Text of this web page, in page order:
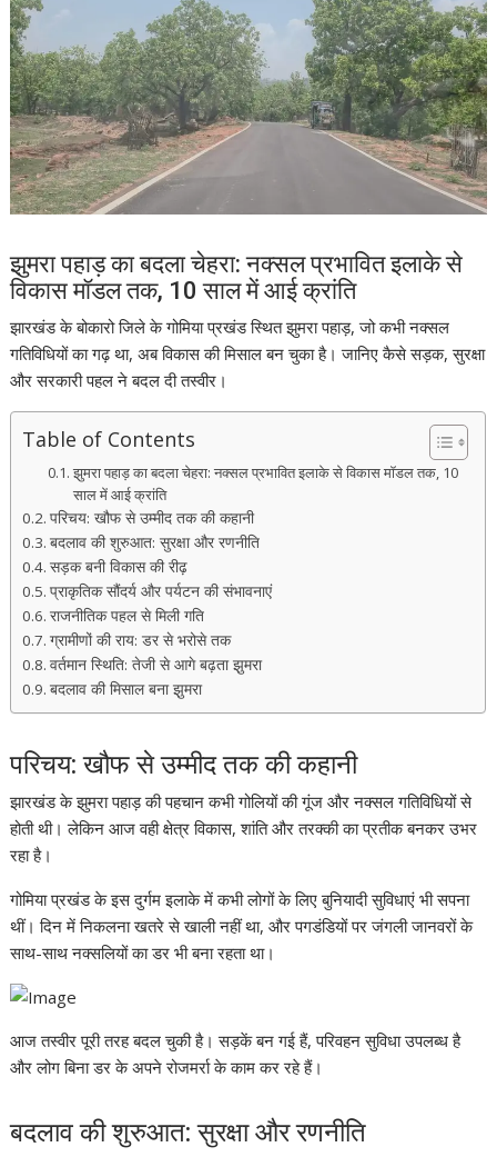
झुमरा पहाड़ का बदला चेहरा: नक्सल प्रभावित इलाके से
विकास मॉडल तक, 10 साल में आई क्रांति
झारखंड के बोकारो जिले के गोमिया प्रखंड स्थित झुमरा पहाड़, जो कभी नक्सल
गतिविधियों का गढ़ था, अब विकास की मिसाल बन चुका है। जानिए कैसे सड़क, सुरक्षा
और सरकारी पहल ने बदल दी तस्वीर।
Table of Contents
झुमरा पहाड़ का बदला चेहरा: नक्सल प्रभावित इलाके से विकास मॉडल तक, 10
साल में आई क्रांति
परिचय: खौफ से उम्मीद तक की कहानी
बदलाव की शुरुआत: सुरक्षा और रणनीति
सड़क बनी विकास की रीढ़
प्राकृतिक सौंदर्य और पर्यटन की संभावनाएं
राजनीतिक पहल से मिली गति
ग्रामीणों की राय: डर से भरोसे तक
वर्तमान स्थिति: तेजी से आगे बढ़ता झुमरा
बदलाव की मिसाल बना झुमरा
परिचय: खौफ से उम्मीद तक की कहानी
झारखंड के झुमरा पहाड़ की पहचान कभी गोलियों की गूंज और नक्सल गतिविधियों से
होती थी। लेकिन आज वही क्षेत्र विकास, शांति और तरक्की का प्रतीक बनकर उभर
रहा है।
गोमिया प्रखंड के इस दुर्गम इलाके में कभी लोगों के लिए बुनियादी सुविधाएं भी सपना
थीं। दिन में निकलना खतरे से खाली नहीं था, और पगडंडियों पर जंगली जानवरों के
साथ-साथ नक्सलियों का डर भी बना रहता था।
आज तस्वीर पूरी तरह बदल चुकी है। सड़कें बन गई हैं, परिवहन सुविधा उपलब्ध है
और लोग बिना डर के अपने रोजमर्रा के काम कर रहे हैं।
बदलाव की शुरुआत: सुरक्षा और रणनीति